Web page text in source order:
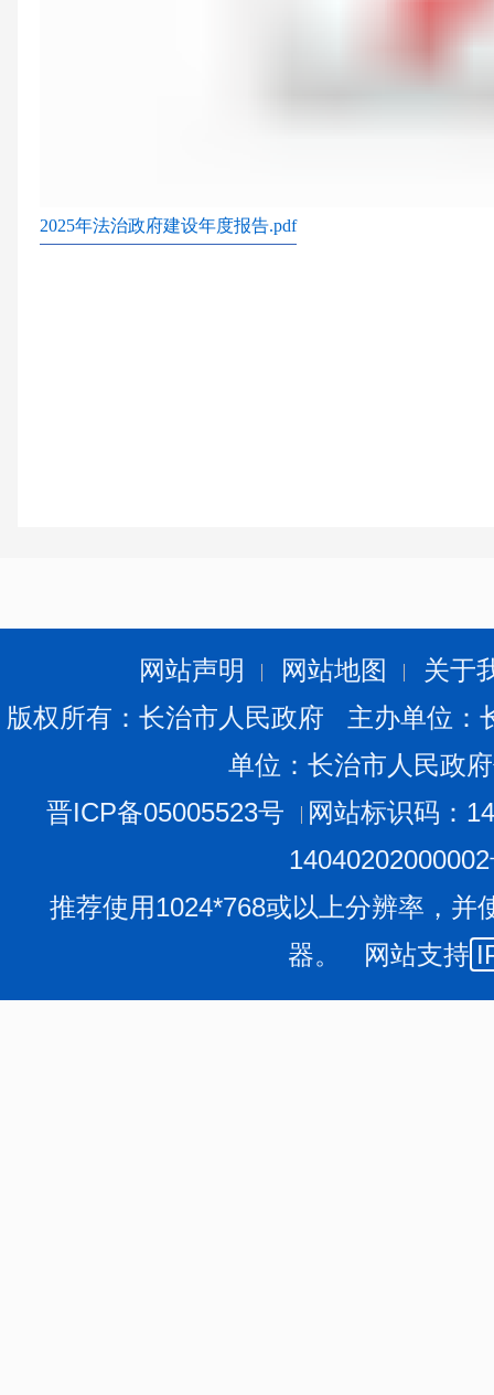
2025年法治政府建设年度报告.pdf
网站声明 网站地图
关于
版权所有：长治市人民政府 主办单位
单位：长治市人民政
晋ICP备05005523号
网站标识码：
推荐使用1024*768或以上分辨率，并
器。 网站支持